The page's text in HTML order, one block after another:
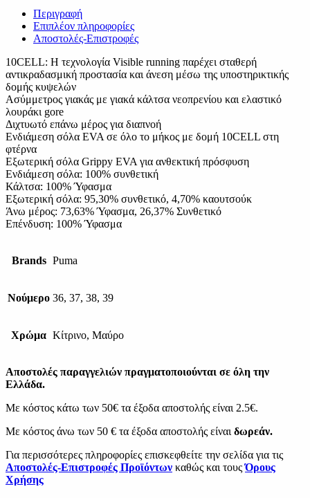
Περιγραφή
Επιπλέον πληροφορίες
Αποστολές-Επιστροφές
10CELL: Η τεχνολογία Visible running παρέχει σταθερή
αντικραδασμική προστασία και άνεση μέσω της υποστηρικτικής
δομής κυψελών
Ασύμμετρος γιακάς με γιακά κάλτσα νεοπρενίου και ελαστικό
λουράκι gore
Διχτυωτό επάνω μέρος για διαπνοή
Ενδιάμεση σόλα EVA σε όλο το μήκος με δομή 10CELL στη
φτέρνα
Εξωτερική σόλα Grippy EVA για ανθεκτική πρόσφυση
Ενδιάμεση σόλα: 100% συνθετική
Κάλτσα: 100% Ύφασμα
Εξωτερική σόλα: 95,30% συνθετικό, 4,70% καουτσούκ
Άνω μέρος: 73,63% Ύφασμα, 26,37% Συνθετικό
Επένδυση: 100% Ύφασμα
Brands Puma
Νούμερο 36, 37, 38, 39
Χρώμα Κίτρινο, Μαύρο
Αποστολές παραγγελιών πραγματοποιούνται σε όλη την
Ελλάδα.
Με κόστος κάτω των 50€ τα έξοδα αποστολής είναι 2.5€.
Με κόστος άνω των 50 € τα έξοδα αποστολής είναι δωρεάν.
Για περισσότερες πληροφορίες επισκεφθείτε την σελίδα για τις
Αποστολές-Επιστροφές Προϊόντων καθώς και τουςΌρους
Χρήσης